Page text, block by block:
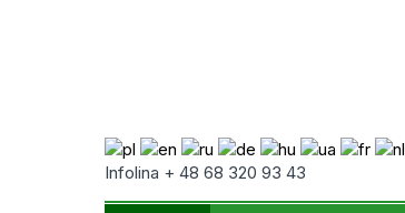
Infolina + 48 68 320 93 43